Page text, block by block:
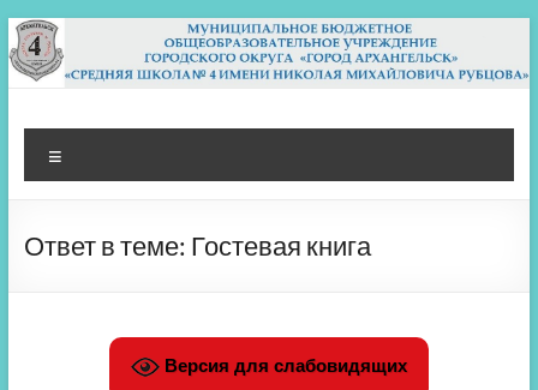
Перейти
к
содержимому
МБОУ СШ 4
Архангельск
Ответ в теме: Гостевая книга
Версия для слабовидящих